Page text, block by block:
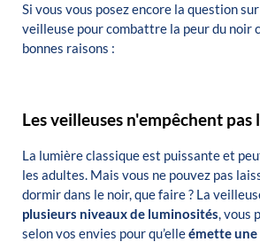
Si vous vous posez encore la question
veilleuse pour combattre la peur du noir
bonnes raisons :
Les veilleuses n'empêchent pas
La lumière classique est puissante et
les adultes. Mais vous ne pouvez pas
dormir dans le noir, que faire ? La
plusieurs niveaux de luminosités , vous
selon vos envies pour qu’elleémette